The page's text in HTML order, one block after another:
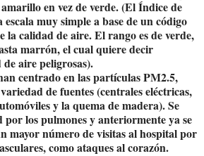
en vez de verde. (El Índice de
muy simple a base de un código
la calidad de aire. El rango es de verde,
marrón, el cual quiere decir
aire peligrosas).
centrado en las partículas PM2.5,
de fuentes (centrales eléctricas,
y la quema de madera). Se
los pulmones y anteriormente ya se
mayor número de visitas al hospital por
como ataques al corazón.